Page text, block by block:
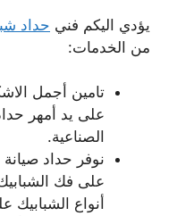
يؤدي اليكم فني حداد
من الخدمات:
تامين أجمل
على يد أمهر
الصناعية.
نوفر حداد
على فك
أنواع الشبابيك